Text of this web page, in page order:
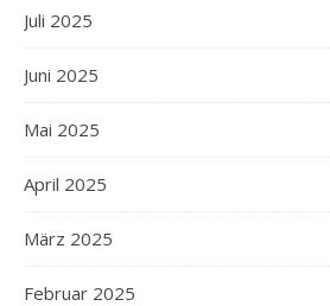
Juli 2025
Juni 2025
Mai 2025
April 2025
März 2025
Februar 2025